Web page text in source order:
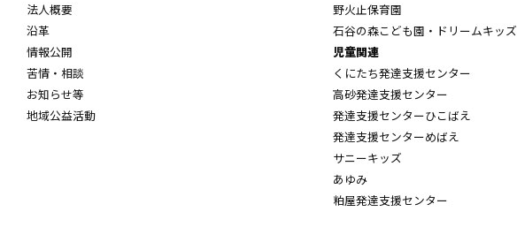
法人概要
沿革
情報公開
苦情・相談
お知らせ等
地域公益活動
野火止保育園
石谷の森こども園・ドリームキッズ
児童関連
くにたち発達支援センター
高砂発達支援センター
発達支援センターひこばえ
発達支援センターめばえ
サニーキッズ
あゆみ
粕屋発達支援センター